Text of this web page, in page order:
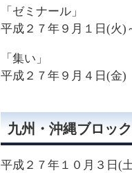
「ゼミナール」
平成２７年９月１日(火
「集い」
平成２７年９月４日(金)
九州・沖縄ブロッ
平成２７年１０月３日(